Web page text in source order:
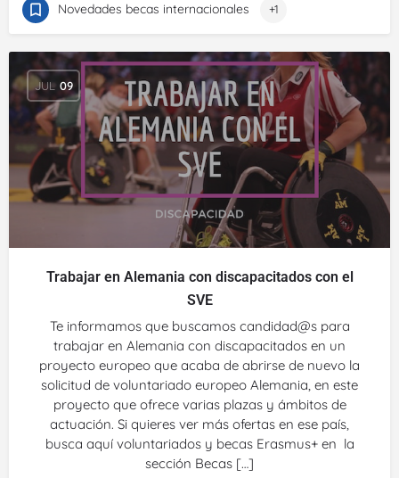
Novedades becas internacionales +1
JUL 09
Trabajar en Alemania con discapacitados con el
SVE
Te informamos que buscamos candidad@s para
trabajar en Alemania con discapacitados en un
proyecto europeo que acaba de abrirse de nuevo la
solicitud de voluntariado europeo Alemania, en este
proyecto que ofrece varias plazas y ámbitos de
actuación. Si quieres ver más ofertas en ese país,
busca aquí voluntariados y becas Erasmus+ en la
sección Becas […]